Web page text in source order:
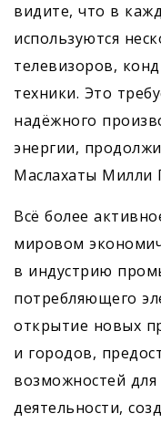
видите, что в
используются
телевизоров,
техники. Это
надёжного
энергии,
Маслахаты Милли
Всё более
мировом
в индустрию
потребляющего
открытие новых
и городов,
возможностей
деятельности,